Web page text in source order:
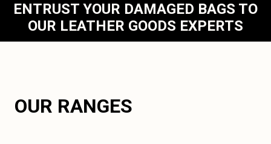
ENTRUST YOUR DAMAGED BAGS TO
OUR LEATHER GOODS EXPERTS
OUR RANGES